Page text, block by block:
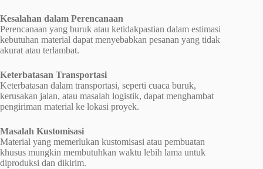
Kesalahan dalam Perencanaan
Perencanaan yang buruk atau ketidakpastian dalam estimasi
kebutuhan material dapat menyebabkan pesanan yang tidak
akurat atau terlambat.
Keterbatasan Transportasi
Keterbatasan dalam transportasi, seperti cuaca buruk,
kerusakan jalan, atau masalah logistik, dapat menghambat
pengiriman material ke lokasi proyek.
Masalah Kustomisasi
Material yang memerlukan kustomisasi atau pembuatan
khusus mungkin membutuhkan waktu lebih lama untuk
diproduksi dan dikirim.